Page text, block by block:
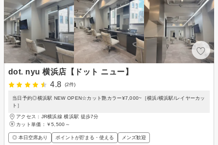
dot. nyu 横浜店【ドット ニュー】
4.8
(2件)
当日予約◎横浜駅 NEW OPEN☆カット艶カラー¥7,000~［横浜/横浜駅/レイヤーカッ
ト］
アクセス：JR横浜線 横浜駅 徒歩7分
カット単価： ￥5,500～
◎ 本日空席あり ポイントが貯まる・使える メンズ歓迎